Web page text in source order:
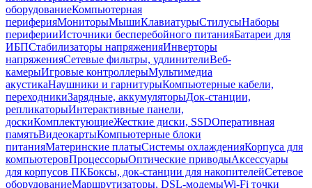
оборудованиеКомпьютерная
периферияМониторыМышиКлавиатурыСтилусыНаборы
периферииИсточники бесперебойного питанияБатареи для
ИБПСтабилизаторы напряженияИнверторы
напряженияСетевые фильтры, удлинителиВеб-
камерыИгровые контроллерыМультимедиа
акустикаНаушники и гарнитурыКомпьютерные кабели,
переходникиЗарядные, аккумуляторыДок-станции,
репликаторыИнтерактивные панели,
доскиКомплектующиеЖесткие диски, SSDОперативная
памятьВидеокартыКомпьютерные блоки
питанияМатеринские платыСистемы охлажденияКорпуса для
компьютеровПроцессорыОптические приводыАксессуары
для корпусов ПКБоксы, док-станции для накопителейСетевое
оборудованиеМаршрутизаторы, DSL-модемыWi-Fi точки